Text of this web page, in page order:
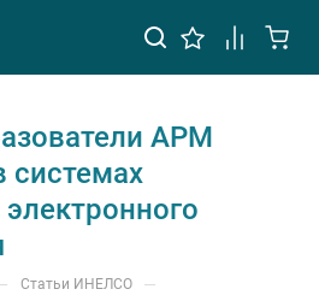
APM
системах
Статьи ИНЕЛСО —